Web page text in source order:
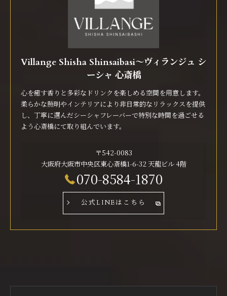
Villange Shisha Shinsaibasi〜ヴィランジュ シ
ーシャ 心斎橋
心を癒す香りと多彩なドリンクを楽しめる空間を用意します。
柔らかな照明やインテリアにより非日常的なリラックスを提供
し、丁寧に選んだシーシャフレーバーで特別な時間を過ごせる
よう心斎橋にて取り組んでいます。
〒542-0083
大阪府大阪市中央区東心斎橋1-6-32 天龍ビル 4階
070-8584-1870
公式LINEはこちら